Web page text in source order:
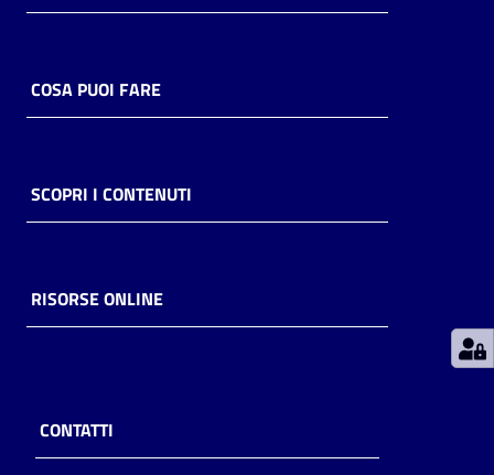
Casa
Piani
Archivio
storico
Patto
COSA PUOI FARE
SCOPRI I CONTENUTI
RISORSE ONLINE
CONTATTI